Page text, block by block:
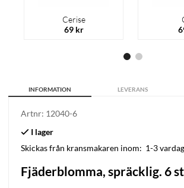
Cerise
69 kr
INFORMATION LEVERANS
Artnr: 12040-6
Skickas från kransmakaren inom: 1-3
Fjäderblomma, spräcklig. 6 st